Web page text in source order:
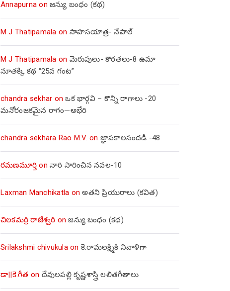
Annapurna onజన్యు బంధం (కథ)
M J Thatipamala on సాహసయాత్ర- నేపాల్‌
M J Thatipamala on మెరుపులు- కొరతలు-8 ఉమా
నూతక్కి కథ “25వ గంట”
chandra sekhar onఒక భార్గవి – కొన్ని రాగాలు -20
మనోరంజకమైన రాగం—అభేరి
chandra sekhara Rao M.V. on జ్ఞాపకాలసందడి -48
రమణమూర్తి onనారి సారించిన నవల-10
Laxman Manchikatla onఅతని ప్రియురాలు (కవిత)
చిలకమర్రి రాజేశ్వరి onజన్యు బంధం (కథ)
Srilakshmi chivukulaon కె.రామలక్ష్మికి నివాళిగా
డా||కె.గీత on దేవులపల్లి కృష్ణశాస్త్రి లలితగీతాలు